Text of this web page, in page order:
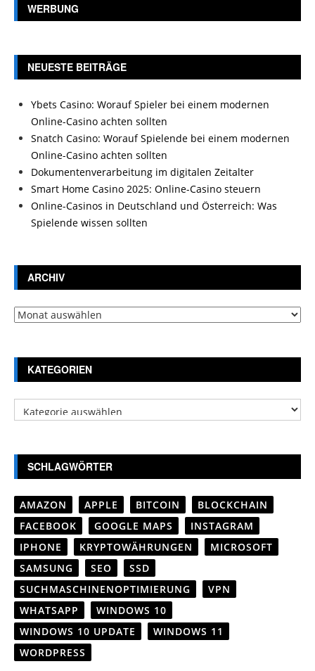
WERBUNG
NEUESTE BEITRÄGE
Ybets Casino: Worauf Spieler bei einem modernen
Online-Casino achten sollten
Snatch Casino: Worauf Spielende bei einem modernen
Online-Casino achten sollten
Dokumentenverarbeitung im digitalen Zeitalter
Smart Home Casino 2025: Online-Casino steuern
Online-Casinos in Deutschland und Österreich: Was
Spielende wissen sollten
ARCHIV
Archiv
KATEGORIEN
Kategorien
SCHLAGWÖRTER
AMAZON APPLE BITCOIN
BLOCKCHAIN
FACEBOOK
GOOGLE MAPS
INSTAGRAM
IPHONE
KRYPTOWÄHRUNGEN
MICROSOFT
SAMSUNG
SEO
SSD
SUCHMASCHINENOPTIMIERUNG
VPN
WHATSAPP
WINDOWS 10
WINDOWS 10 UPDATE
WINDOWS 11
WORDPRESS